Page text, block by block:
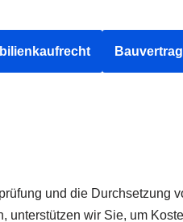
und die Durchsetzung
unterstützen wir Sie, um